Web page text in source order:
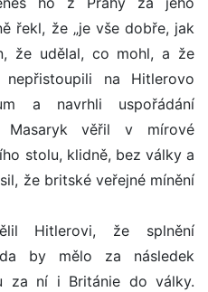
řekl, že „je vše dobře, jak
že udělal, co mohl, a že
na Hitlerovo
a navrhli uspořádání
Masaryk věřil v mírové
stolu, klidně, bez války a
že britské veřejné mínění
Hitlerovi, že splnění
by mělo za následek
za ní i Británie do války.